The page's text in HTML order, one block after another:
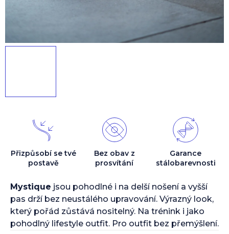
Mystique jsou pohodlné i na delší nošení a vyšší
pas drží bez neustálého upravování. Výrazný look,
který pořád zůstává nositelný. Na trénink i jako
pohodlný lifestyle outfit. Pro outfit bez přemýšlení.
Přizpůsobí se tvé
postavě
Bez obav z
prosvítání
Garance
stálobarevnosti